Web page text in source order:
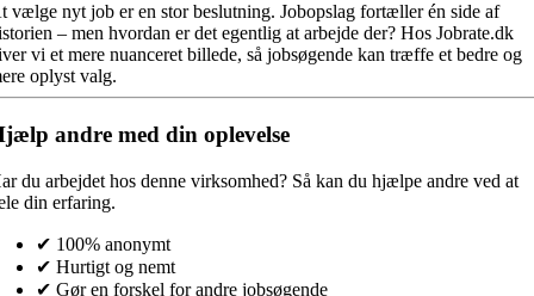
vælge nyt job er en stor beslutning. Jobopslag fortæller én side af
– men hvordan er det egentlig at arbejde der? Hos Jobrate.dk
vi et mere nuanceret billede, så jobsøgende kan træffe et bedre og
oplyst valg.
andre med din oplevelse
du arbejdet hos denne virksomhed? Så kan du hjælpe andre ved at
din erfaring.
✔ 100% anonymt
✔ Hurtigt og nemt
✔ Gør en forskel for andre jobsøgende